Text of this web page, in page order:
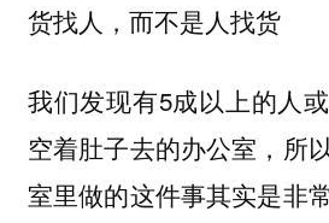
货找人，而不是人找货
我们发现有5成以上的人或
空着肚子去的办公室，所
室里做的这件事其实是非